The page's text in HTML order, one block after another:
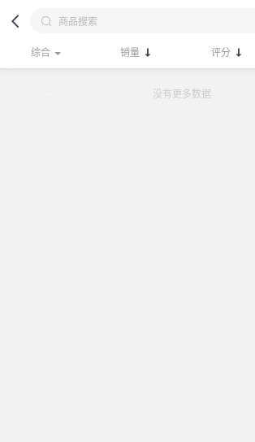
综合 销量 评分
没有更多数据